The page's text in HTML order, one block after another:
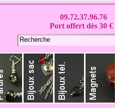
09.72.37.96.76
Port offert dès 30 €